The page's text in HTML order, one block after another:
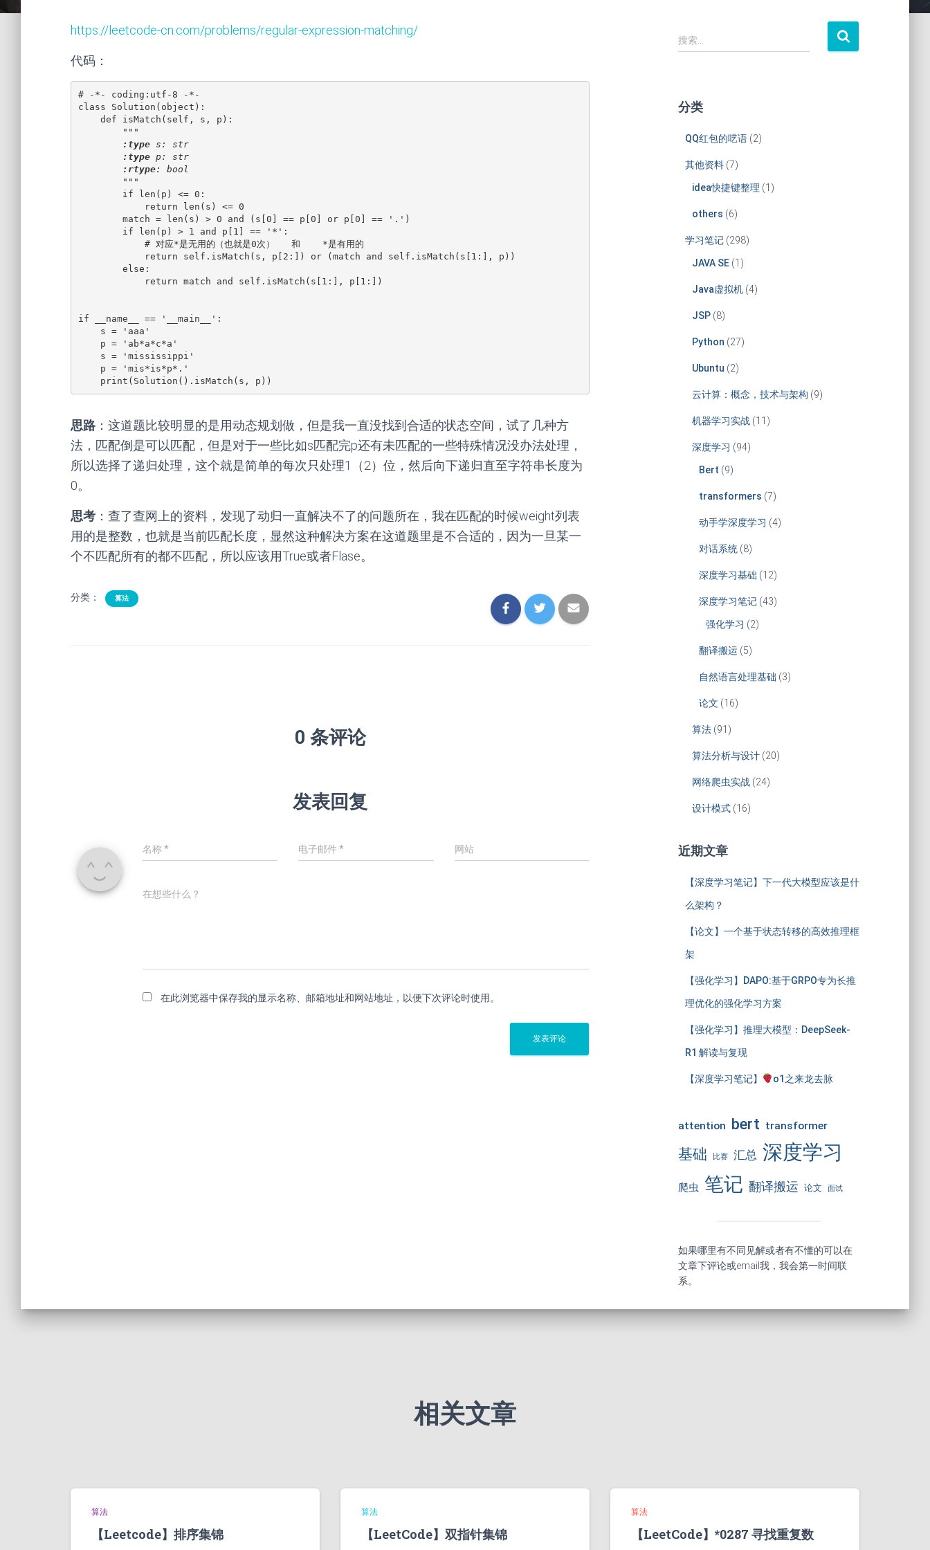
https://leetcode-cn.com/problems/regular-expression-matching/
代码：
# -*- coding:utf-8 -*-
class Solution(object):
    def isMatch(self, s, p):
"""
:type s: str
:type p: str
:rtype: bool
        """
if len(p) <= 0:
            return len(s) <= 0
        match = len(s) > 0 and (s[0] == p[0] or p[0] == '.')
        if len(p) > 1 and p[1] == '*':
            # 对应*是无用的（也就是0次）   和    *是有用的
            return self.isMatch(s, p[2:]) or (match and self.isMatch(s[1:], p))
        else:
            return match and self.isMatch(s[1:], p[1:])
if __name__ == '__main__':
    s = 'aaa'
    p = 'ab*a*c*a'
    s = 'mississippi'
    p = 'mis*is*p*.'
    print(Solution().isMatch(s, p))
思路 ：这道题比较明显的是用动态规划做，但是我一直没找到合适的状态空间，试了几种方
法，匹配倒是可以匹配，但是对于一些比如s匹配完p还有未匹配的一些特殊情况没办法处理，
所以选择了递归处理，这个就是简单的每次只处理1（2）位，然后向下递归直至字符串长度为
0。
思考 ：查了查网上的资料，发现了动归一直解决不了的问题所在，我在匹配的时候weight列表
用的是整数，也就是当前匹配长度，显然这种解决方案在这道题里是不合适的，因为一旦某一
个不匹配所有的都不匹配，所以应该用True或者Flase。
分类： 算法
0 条评论
发表回复
名称* 电子邮件* 网站
在想些什么？
在此浏览器中保存我的显示名称、邮箱地址和网站地址，以便下次评论时使用。
搜
索
搜索…
分类
QQ红包的呓语(2)
其他资料(7)
idea快捷键整理 (1)
others (6)
学习笔记(298)
JAVA SE(1)
Java虚拟机(4)
JSP(8)
Python (27)
Ubuntu (2)
云计算：概念，技术与架构 (9)
机器学习实战(11)
深度学习 (94)
Bert (9)
transformers (7)
动手学深度学习 (4)
对话系统(8)
深度学习基础 (12)
深度学习笔记(43)
强化学习 (2)
翻译搬运 (5)
自然语言处理基础 (3)
论文 (16)
算法(91)
算法分析与设计(20)
网络爬虫实战(24)
设计模式(16)
近期文章
【深度学习笔记】下一代大模型应该是什
么架构？
【论文】一个基于状态转移的高效推理框
架
【强化学习】DAPO:基于GRPO专为长推
理优化的强化学习方案
【强化学习】推理大模型：DeepSeek-
R1 解读与复现
【深度学习笔记】 o1之来龙去脉
attention bert transformer
基础 比赛 汇总 深度学习
爬虫 笔记 翻译搬运 论文 面试
如果哪里有不同见解或者有不懂的可以在
文章下评论或email我，我会第一时间联
系。
相关文章
算法
【Leetcode】排序集锦
算法
【LeetCode】双指针集锦
算法
【LeetCode】*0287 寻找重复数